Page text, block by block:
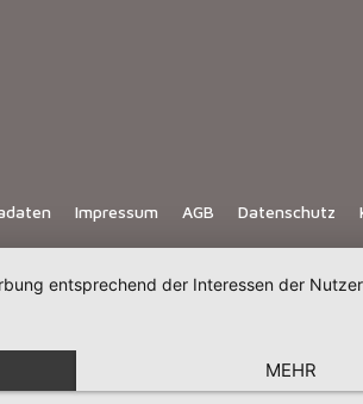
Impressum AGB Datenschutz
entsprechend der Interessen der
MEHR